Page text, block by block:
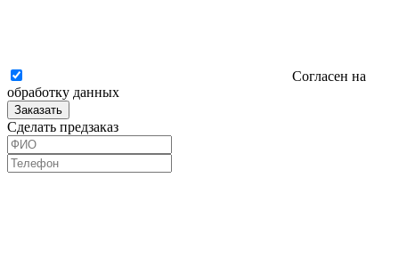
Согласен на
обработку данных
Заказать
Сделать предзаказ